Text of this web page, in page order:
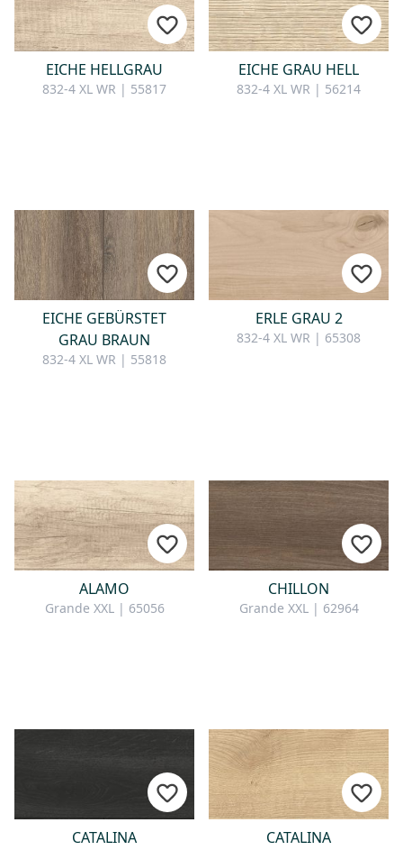
EICHE HELLGRAU
832-4 XL WR | 55817
EICHE GRAU HELL
832-4 XL WR | 56214
EICHE GEBÜRSTET
GRAU BRAUN
832-4 XL WR | 55818
ERLE GRAU 2
832-4 XL WR | 65308
ALAMO
Grande XXL | 65056
CHILLON
Grande XXL | 62964
CATALINA CATALINA